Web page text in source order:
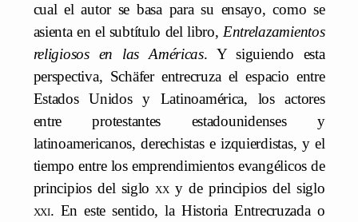
cual el autor se basa para su ensayo, como se
asienta en el subtítulo del libro, Entrelazamientos
religiosos en las Américas. Y siguiendo esta
perspectiva, Schäfer entrecruza el espacio entre
Estados Unidos y Latinoamérica, los actores
entre protestantes estadounidenses y
latinoamericanos, derechistas e izquierdistas, y el
tiempo entre los emprendimientos evangélicos de
principios del sigloxxy de principios del siglo
xxi. En este sentido, la Historia Entrecruzada o